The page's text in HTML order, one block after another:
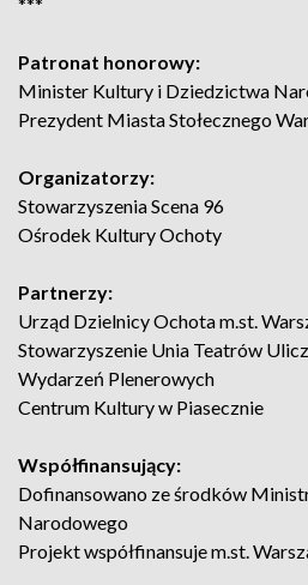
Patronat honorowy:
Minister Kultury i Dziedzictwa
Prezydent Miasta Stołecznego
Organizatorzy:
Stowarzyszenia Scena 96
Ośrodek Kultury Ochoty
Partnerzy:
Urząd Dzielnicy Ochota m.st.
Stowarzyszenie Unia Teatrów
Wydarzeń Plenerowych
Centrum Kultury w Piasecznie
Współfinansujący:
Dofinansowano ze środków
Narodowego
Projekt współfinansuje m.st.